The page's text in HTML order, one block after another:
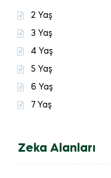
2 Yaş
3 Yaş
4 Yaş
5 Yaş
6 Yaş
7 Yaş
Zeka Alanları